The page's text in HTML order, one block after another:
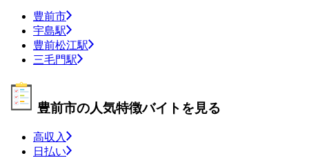
豊前市
宇島駅
豊前松江駅
三毛門駅
豊前市の人気特徴バイトを見る
高収入
日払い